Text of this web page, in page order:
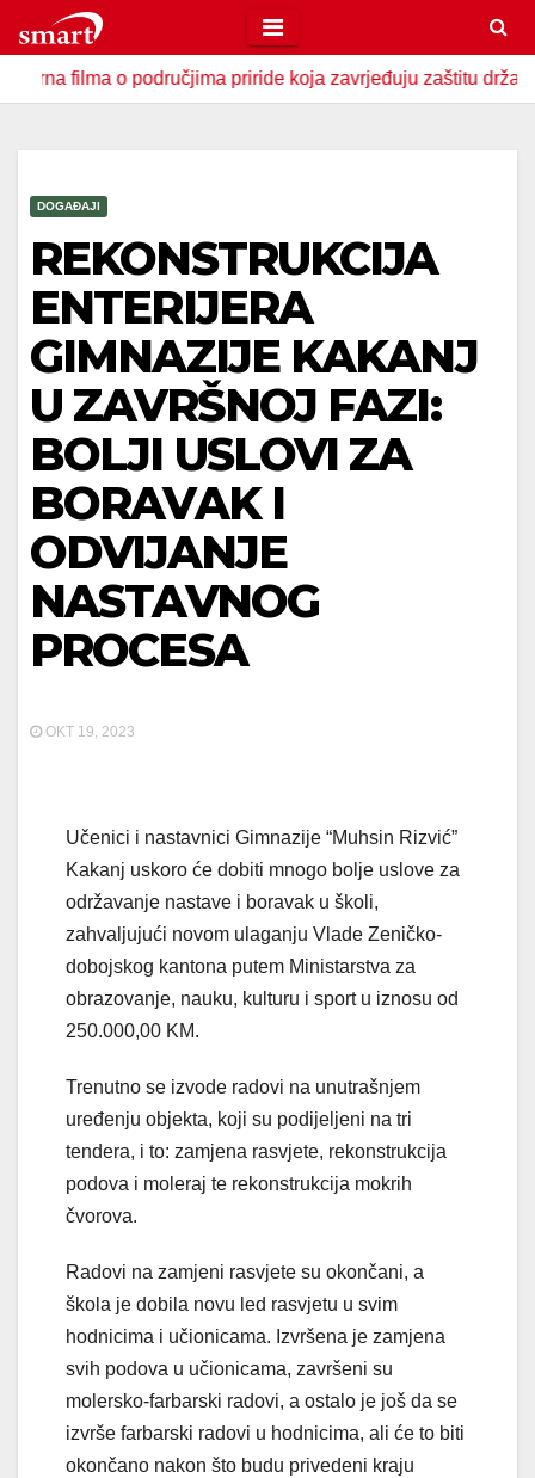
to
contento područjima priride koja zavrjeđuju zaštitu države U
DOGAĐAJI
REKONSTRUKCIJA
ENTERIJERA
GIMNAZIJE KAKANJ
U ZAVRŠNOJ FAZI:
BOLJI USLOVI ZA
BORAVAK I
ODVIJANJE
NASTAVNOG
PROCESA
OKT 19, 2023
Učenici i nastavnici Gimnazije “Muhsin Rizvić”
Kakanj uskoro će dobiti mnogo bolje uslove za
održavanje nastave i boravak u školi,
zahvaljujući novom ulaganju Vlade Zeničko-
dobojskog kantona putem Ministarstva za
obrazovanje, nauku, kulturu i sport u iznosu od
250.000,00 KM.
Trenutno se izvode radovi na unutrašnjem
uređenju objekta, koji su podijeljeni na tri
tendera, i to: zamjena rasvjete, rekonstrukcija
podova i moleraj te rekonstrukcija mokrih
čvorova.
Radovi na zamjeni rasvjete su okončani, a
škola je dobila novu led rasvjetu u svim
hodnicima i učionicama. Izvršena je zamjena
svih podova u učionicama, završeni su
molersko-farbarski radovi, a ostalo je još da se
izvrše farbarski radovi u hodnicima, ali će to biti
okončano nakon što budu privedeni kraju